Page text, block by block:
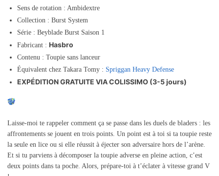
Sens de rotation : Ambidextre
Collection : Burst System
Série : Beyblade Burst Saison 1
Fabricant : Hasbro
Contenu : Toupie sans lanceur
Équivalent chez Takara Tomy : Spriggan Heavy Defense
EXPÉDITION GRATUITE VIA COLISSIMO (3-5 jours)
Laisse-moi te rappeler comment ça se passe dans les duels de bladers : les
affrontements se jouent en trois points. Un point est à toi si ta toupie reste
la seule en lice ou si elle réussit à éjecter son adversaire hors de l’arène.
Et si tu parviens à décomposer la toupie adverse en pleine action, c’est
deux points dans ta poche. Alors, prépare-toi à t’éclater à vitesse grand V